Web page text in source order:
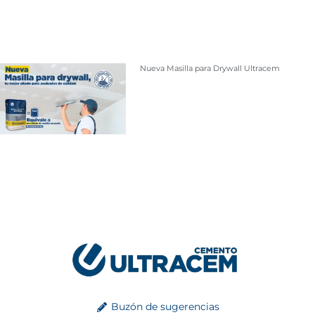
Nueva Masilla para Drywall Ultracem
Buzón de sugerencias